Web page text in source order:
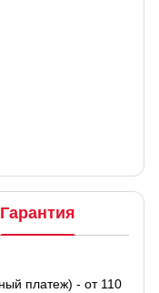
Гарантия
платеж) - от 110